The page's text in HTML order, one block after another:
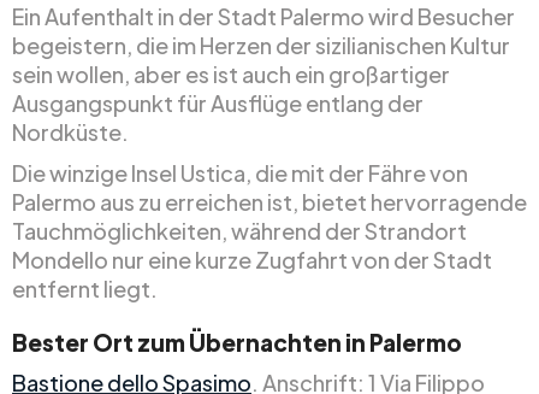
Ein Aufenthalt in der Stadt Palermo wird Besucher
begeistern, die im Herzen der sizilianischen Kultur
sein wollen, aber es ist auch ein großartiger
Ausgangspunkt für Ausflüge entlang der
Nordküste.
Die winzige Insel Ustica, die mit der Fähre von
Palermo aus zu erreichen ist, bietet hervorragende
Tauchmöglichkeiten, während der Strandort
Mondello nur eine kurze Zugfahrt von der Stadt
entfernt liegt.
Bester Ort zum Übernachten in Palermo
Bastione dello Spasimo. Anschrift: 1 Via Filippo